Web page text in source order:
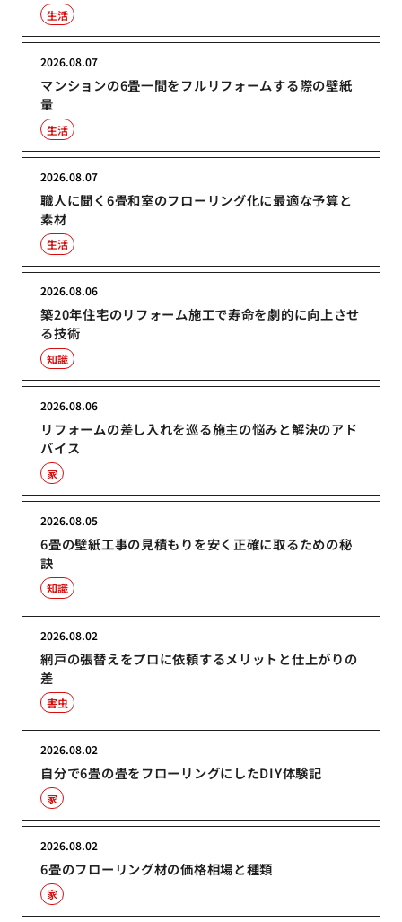
生活
マンションの6畳一間をフルリフォームする際の壁紙
量
2026.08.07
生活
職人に聞く6畳和室のフローリング化に最適な予算と
素材
2026.08.07
生活
築20年住宅のリフォーム施工で寿命を劇的に向上させ
る技術
2026.08.06
知識
リフォームの差し入れを巡る施主の悩みと解決のアド
バイス
2026.08.06
家
6畳の壁紙工事の見積もりを安く正確に取るための秘
訣
2026.08.05
知識
網戸の張替えをプロに依頼するメリットと仕上がりの
差
2026.08.02
害虫
自分で6畳の畳をフローリングにしたDIY体験記
2026.08.02
家
6畳のフローリング材の価格相場と種類
2026.08.02
家